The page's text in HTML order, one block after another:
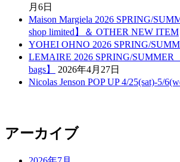
月6日
Maison Margiela 2026 SPRING/
shop limited】＆ OTHER NEW ITEM
YOHEI OHNO 2026 SPRING/
LEMAIRE 2026 SPRING/
bags】
2026年4月27日
Nicolas Jenson POP UP 4/25(sat)-5/
アーカイブ